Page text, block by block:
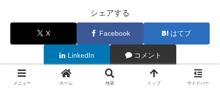
シェアする
X Facebook はてブ
LinkedIn コメント
メニュー ホーム 検索 トップ サイドバー